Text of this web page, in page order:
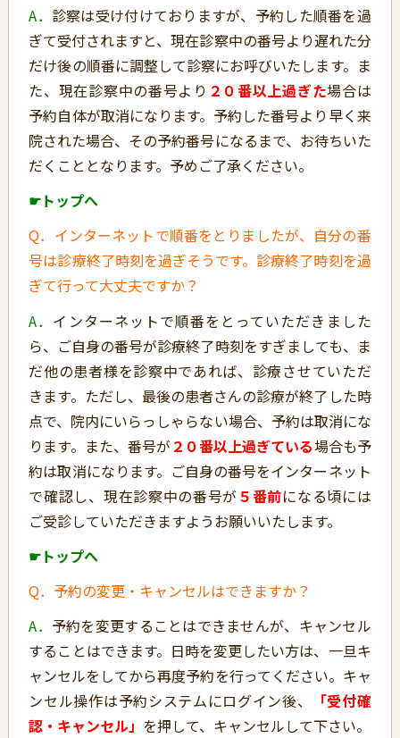
A． 診察は受け付けておりますが、予約した順番を過
ぎて受付されますと、現在診察中の番号より遅れた分
だけ後の順番に調整して診察にお呼びいたします。ま
た、現在診察中の番号より ２０番以上過ぎた場合は
予約自体が取消になります。予約した番号より早く来
院された場合、その予約番号になるまで、お待ちいた
だくこととなります。予めご了承ください。
☛トップへ
Q．インターネットで順番をとりましたが、自分の番
号は診療終了時刻を過ぎそうです。診療終了時刻を過
ぎて行って大丈夫ですか？
A． インターネットで順番をとっていただきました
ら、ご自身の番号が診療終了時刻をすぎましても、ま
だ他の患者様を診察中であれば、診療させていただ
きます。ただし、最後の患者さんの診療が終了した時
点で、院内にいらっしゃらない場合、予約は取消にな
ります。また、番号が ２０番以上過ぎている場合も予
約は取消になります。ご自身の番号をインターネット
で確認し、現在診察中の番号が ５番前になる頃には
ご受診していただきますようお願いいたします。
☛トップへ
Q．予約の変更・キャンセルはできますか？
A． 予約を変更することはできませんが、キャンセル
することはできます。日時を変更したい方は、一旦キ
ャンセルをしてから再度予約を行ってください。キャ
ンセル操作は予約システムにログイン後、
「受付確
認・キャンセル」 を押して、キャンセルして下さい。